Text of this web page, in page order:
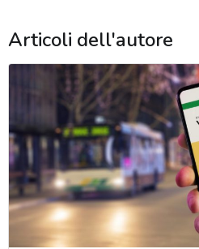
Articoli dell'autore